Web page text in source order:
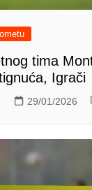
tima
Igrači
29/01/2026